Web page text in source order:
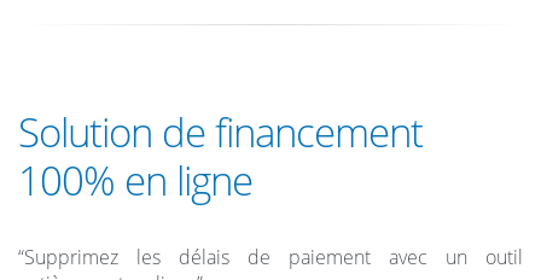
Solution de financement
100% en ligne
“Supprimez les délais de paiement avec un outil